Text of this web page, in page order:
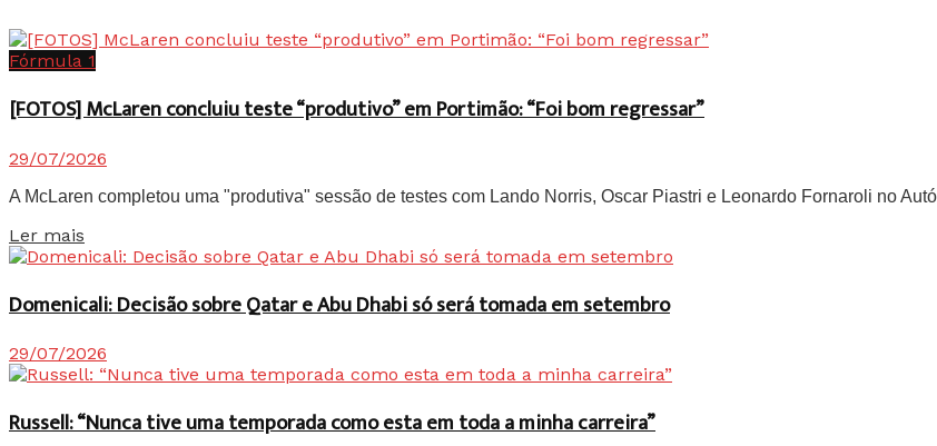
Fórmula 1
[FOTOS] McLaren concluiu teste “produtivo” em Portimão: “Foi bom regressar”
29/07/2026
A McLaren completou uma "produtiva" sessão de testes com Lando Norris, Oscar Piastri e Leonardo Fornaroli no
Ler mais
Domenicali: Decisão sobre Qatar e Abu Dhabi só será tomada em setembro
29/07/2026
Russell: “Nunca tive uma temporada como esta em toda a minha carreira”